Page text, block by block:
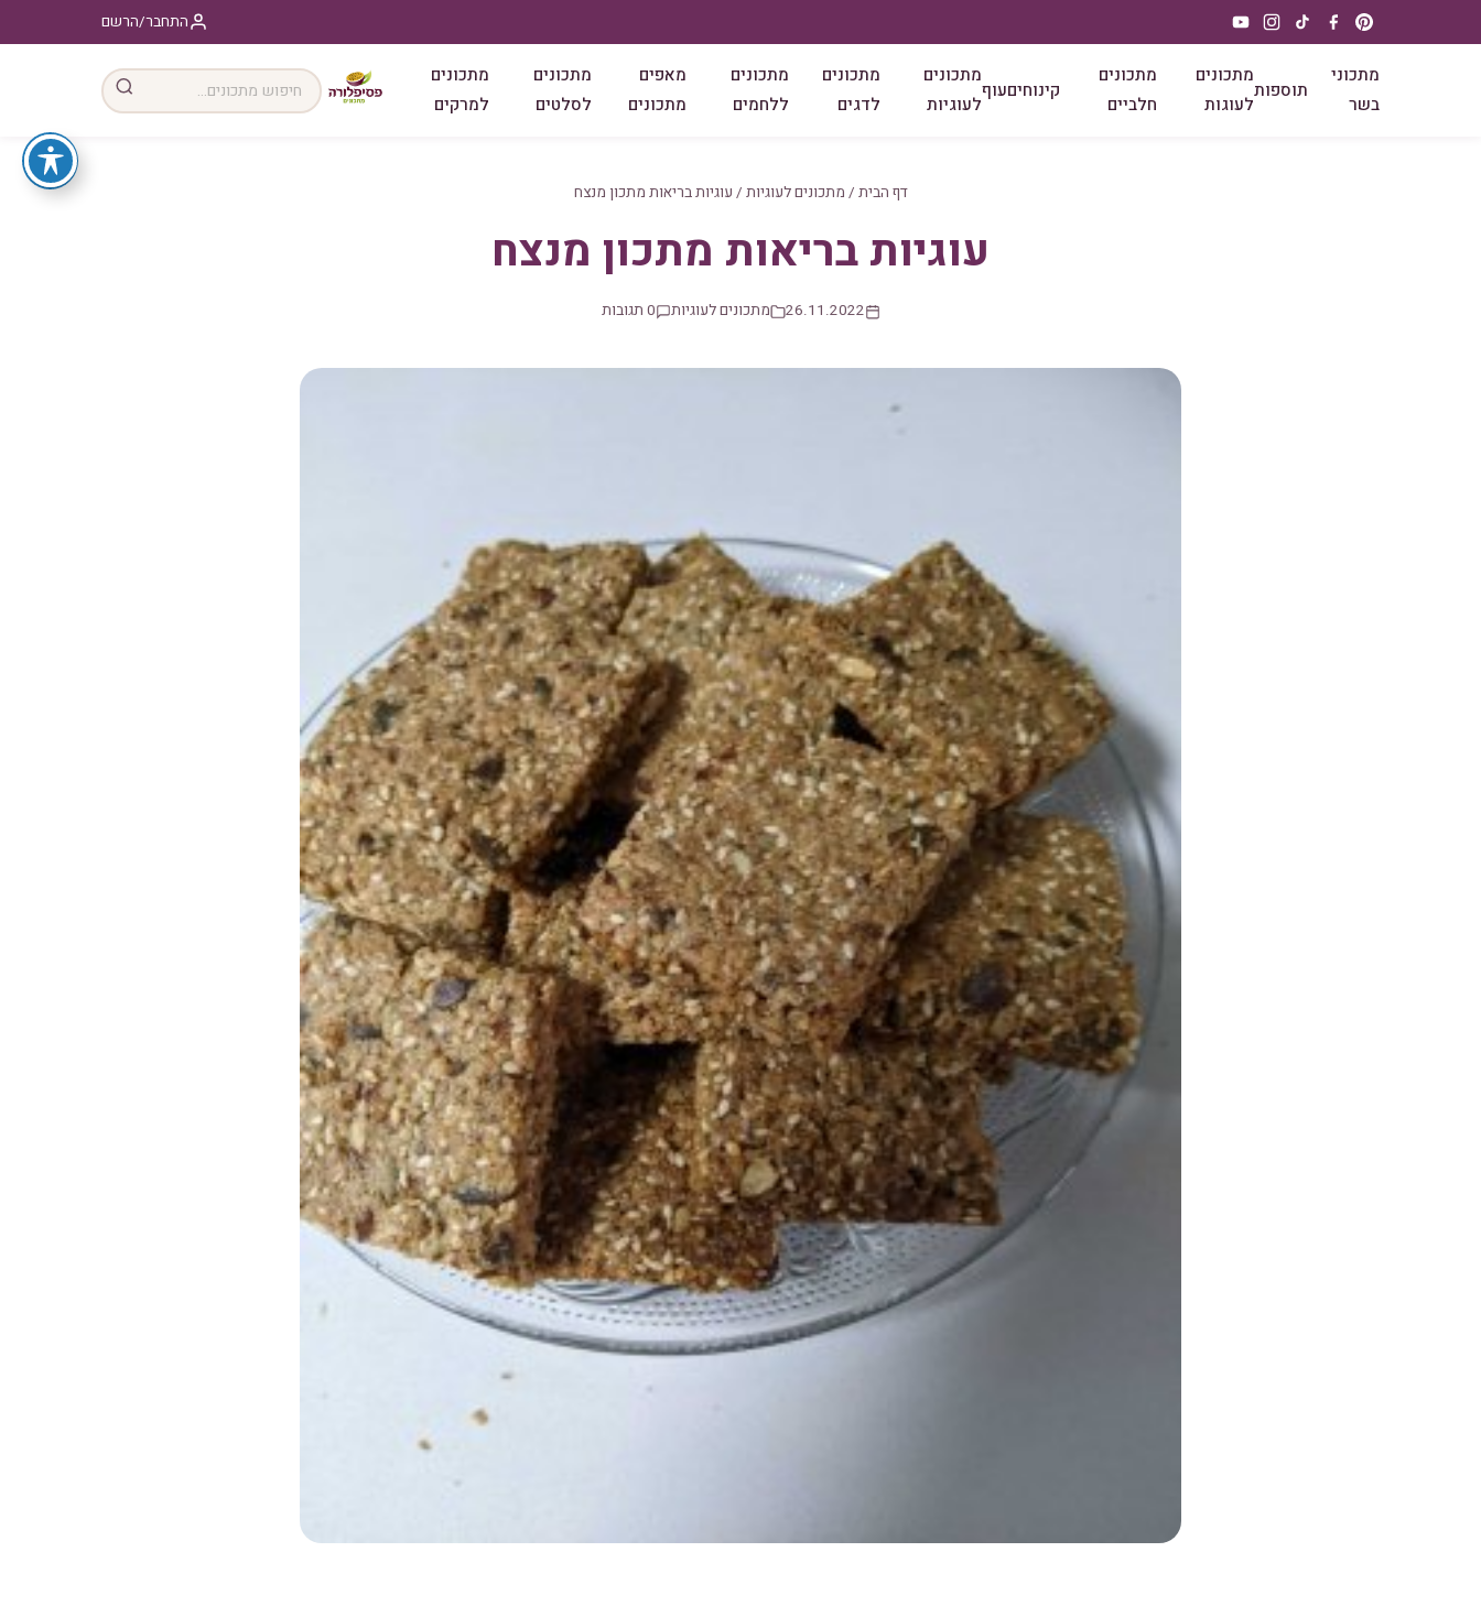
התחבר/הרשם
מתכוני
בשר
תוספות
מתכונים
לעוגות
מתכונים
חלביים
קינוחיםעוף
מתכונים
לעוגיות
מתכונים
לדגים
מתכונים
ללחמים
מאפים
מתכונים
מתכונים
לסלטים
מתכונים
למרקים
דף הבית / מתכונים לעוגיות / עוגיות בריאות מתכון מנצח
עוגיות בריאות מתכון מנצח
26.11.2022 מתכונים לעוגיות 0 תגובות